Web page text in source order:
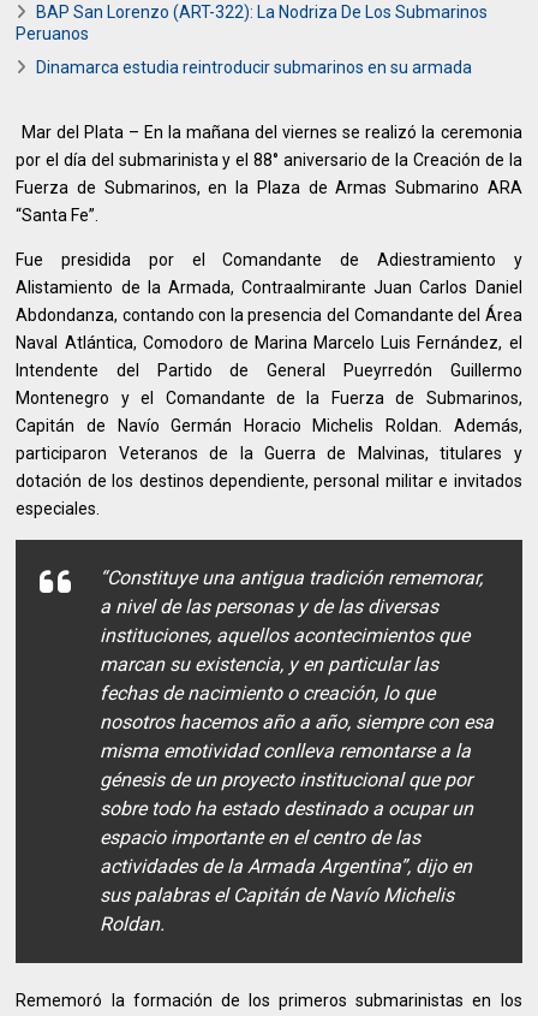
BAP San Lorenzo (ART-322): La Nodriza De Los Submarinos
Peruanos
Dinamarca estudia reintroducir submarinos en su armada
Mar del Plata – En la mañana del viernes se realizó la ceremonia
por el día del submarinista y el 88° aniversario de la Creación de la
Fuerza de Submarinos, en la Plaza de Armas Submarino ARA
“Santa Fe”.
Fue presidida por el Comandante de Adiestramiento y
Alistamiento de la Armada, Contraalmirante Juan Carlos Daniel
Abdondanza, contando con la presencia del Comandante del Área
Naval Atlántica, Comodoro de Marina Marcelo Luis Fernández, el
Intendente del Partido de General Pueyrredón Guillermo
Montenegro y el Comandante de la Fuerza de Submarinos,
Capitán de Navío Germán Horacio Michelis Roldan. Además,
participaron Veteranos de la Guerra de Malvinas, titulares y
dotación de los destinos dependiente, personal militar e invitados
especiales.
“Constituye una antigua tradición rememorar,
a nivel de las personas y de las diversas
instituciones, aquellos acontecimientos que
marcan su existencia, y en particular las
fechas de nacimiento o creación, lo que
nosotros hacemos año a año, siempre con esa
misma emotividad conlleva remontarse a la
génesis de un proyecto institucional que por
sobre todo ha estado destinado a ocupar un
espacio importante en el centro de las
actividades de la Armada Argentina”, dijo en
sus palabras el Capitán de Navío Michelis
Roldan.
Rememoró la formación de los primeros submarinistas en los